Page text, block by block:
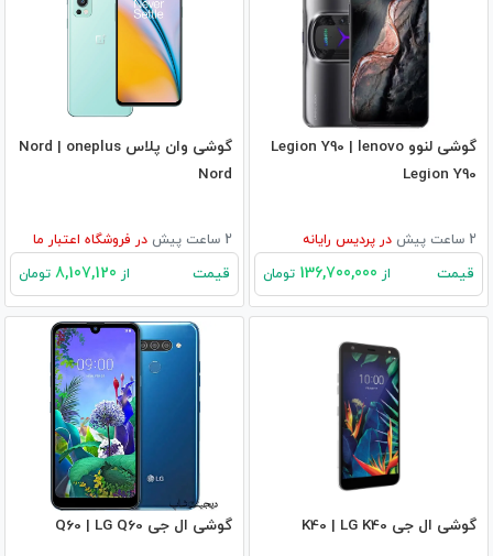
گوشی لنوو Legion Y90 | lenovo
Legion Y90
2 ساعت پیش در پردیس رایانه
قیمت از تومان
گوشی وان پلاس Nord | oneplus
Nord
2 ساعت پیش در فروشگاه اعتبار ما
قیمت از تومان
گوشی ال جی K40 | LG K40 گوشی ال جی Q60 | LG Q60